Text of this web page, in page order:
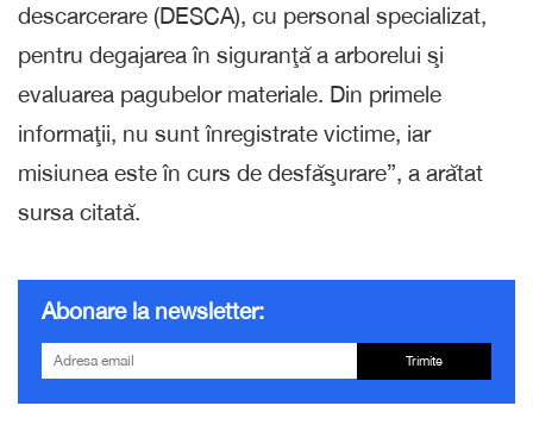
descarcerare (DESCA), cu personal specializat,
pentru degajarea în siguranţă a arborelui şi
evaluarea pagubelor materiale. Din primele
informaţii, nu sunt înregistrate victime, iar
misiunea este în curs de desfăşurare”, a arătat
sursa citată.
Abonare la newsletter:
Trimite